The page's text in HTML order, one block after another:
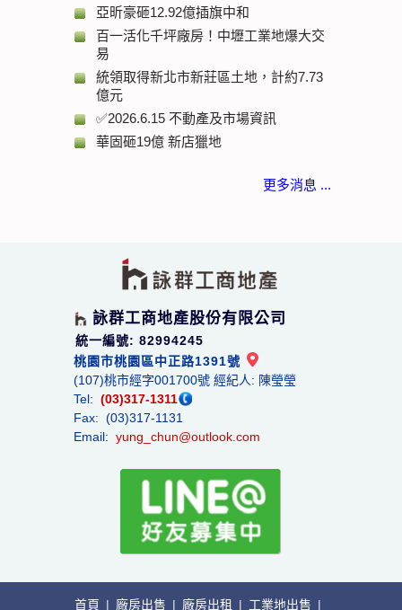
亞昕豪砸12.92億插旗中和
百一活化千坪廠房！中壢工業地爆大交
易
統領取得新北市新莊區土地，計約7.73
億元
✅2026.6.15 不動產及市場資訊
華固砸19億 新店獵地
更多消息 ...
詠群工商地產股份有限公司
統一編號: 82994245
桃園市桃園區中正路1391號
(107)桃市經字001700號 經紀人: 陳瑩瑩
Tel: (03)317-1311
Fax: (03)317-1131
Email: yung_chun@outlook.com
首頁 | 廠房出售 | 廠房出租 | 工業地出售 |